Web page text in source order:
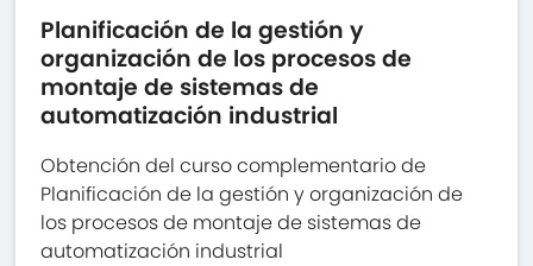
Planificación de la gestión y
organización de los procesos de
montaje de sistemas de
automatización industrial
Obtención del curso complementario de
Planificación de la gestión y organización de
los procesos de montaje de sistemas de
automatización industrial